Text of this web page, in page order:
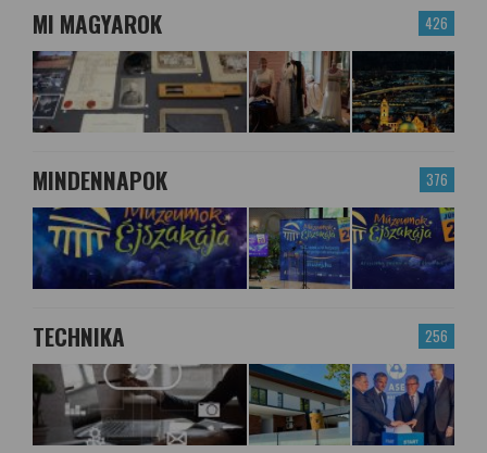
426
MI MAGYAROK
376
MINDENNAPOK
256
TECHNIKA